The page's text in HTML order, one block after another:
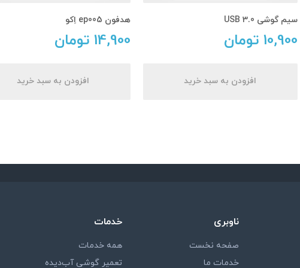
سیم گوشی USB 3.0
10,900 تومان
افزودن به سبد خرید
هدفون ep005 اِکو
14,900 تومان
افزودن به سبد خرید
ناوبری
صفحه نخست
خدمات ما
خدمات
همه خدمات
تعمیر گوشی آب‌دیده